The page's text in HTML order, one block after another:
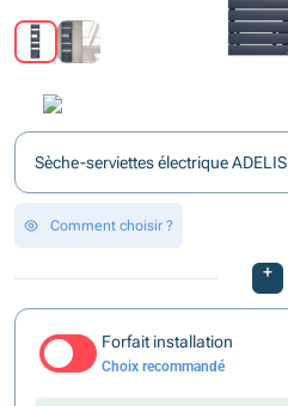
Sèche-serviettes électrique ADELIS
Comment choisir ?
+
Forfait installation
Choix recommandé